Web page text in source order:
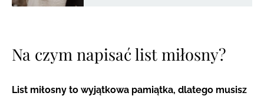
Na czym napisać list miłosny?
List miłosny to wyjątkowa pamiątka, dlatego musisz